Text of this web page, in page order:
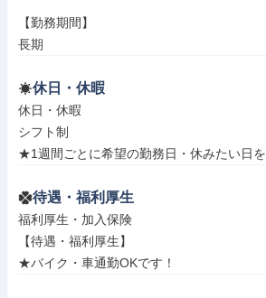
【勤務期間】
長期
休日・休暇
休日・休暇
シフト制
★1週間ごとに希望の勤務日・休みたい日を
待遇・福利厚生
福利厚生・加入保険
【待遇・福利厚生】
★バイク・車通勤OKです！